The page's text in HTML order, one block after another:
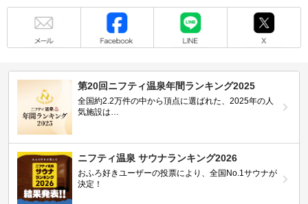
第20回ニフティ温泉年間ランキング2025
全国約2.2万件の中から頂点に選ばれた、2025年の人
気施設は…
ニフティ温泉 サウナランキング2026
おふろ好きユーザーの投票により、全国No.1サウナが
決定！